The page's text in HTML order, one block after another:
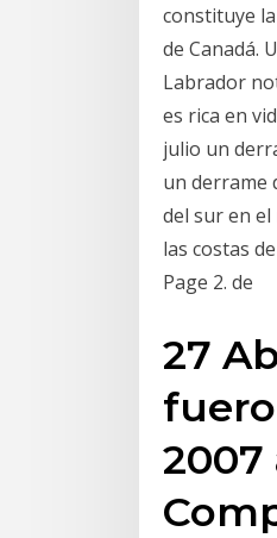
constituye
de Canadá.
Labrador
es rica en
julio un
un derrame
del sur en
las costas
Page 2. de
27
2007